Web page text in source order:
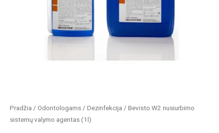
Pradžia / Odontologams / Dezinfekcija / Bevisto W2 nusiurbimo
sistemų valymo agentas (1l)